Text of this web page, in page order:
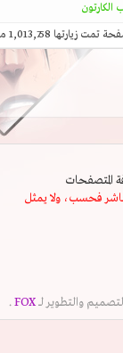
تمت زيارتها 1,013,758
فحسب، ولا يمثل
والتطوير لــFOX
.